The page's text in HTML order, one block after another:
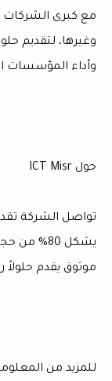
وغيرها، لتقديم
وأداء المؤسسات
حول ICT Misr
تواصل الشركة
يشكل 80%
موثوق يقدم حلولاً
للمزيد من